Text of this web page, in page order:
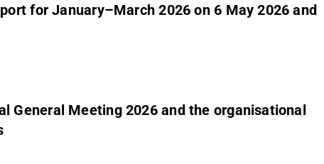
for January–March 2026 on 6 May 2026 and
General Meeting 2026 and the organisational